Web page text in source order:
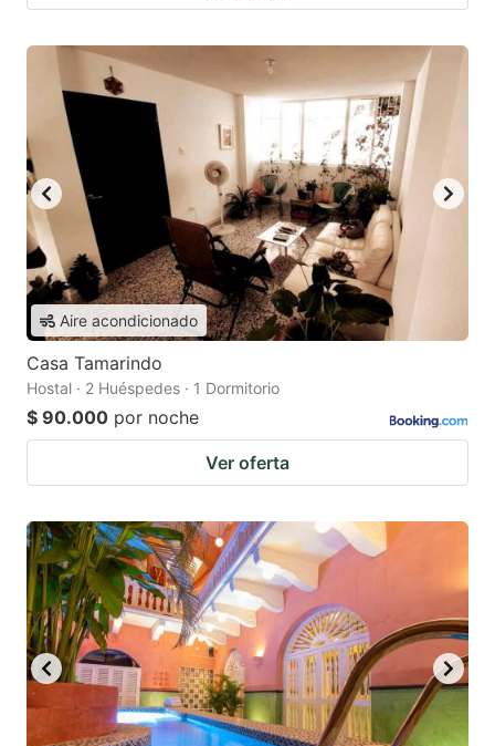
Aire acondicionado
Casa Tamarindo
Hostal · 2 Huéspedes · 1 Dormitorio
$ 90.000 por noche
Ver oferta